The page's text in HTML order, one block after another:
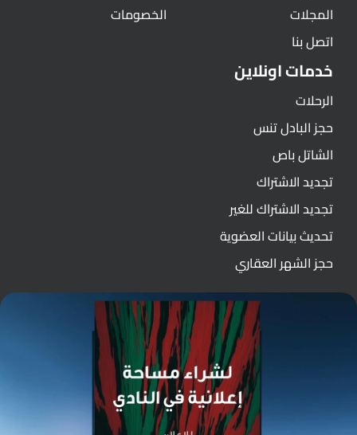
المجلات
اتصل بنا
الخصومات
خدمات اونلاين
الرحلات
حجز البادل تنس
الشاتل باص
تجديد الاشتراك
تجديد الاشتراك للغير
تحديث بيانات العضوية
حجز الشهر العقاري